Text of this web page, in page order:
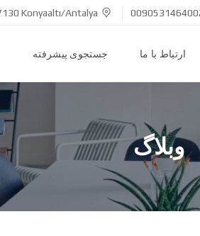
Konyaaltı/Antalya
ارتباط با ما جستجوی پیشرفته
وبلاگ